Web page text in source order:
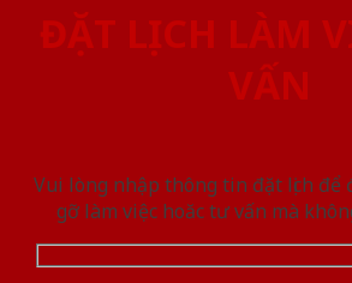
ĐẶT LỊCH LÀM
VẤN
Vui lòng nhập thông tin đặt lịch để
gỡ làm việc hoăc tư vấn mà